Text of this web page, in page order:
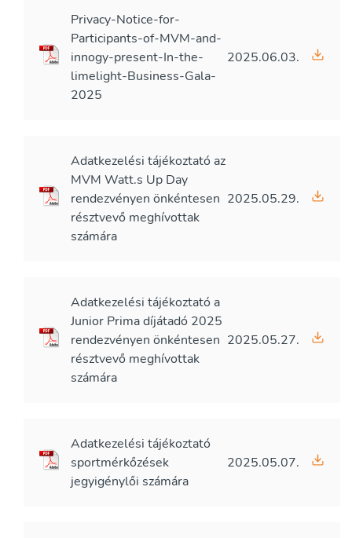
Privacy-Notice-for-
Participants-of-MVM-and-
innogy-present-In-the-
limelight-Business-Gala-
2025
2025.06.03.
Adatkezelési tájékoztató az
MVM Watt.s Up Day
rendezvényen önkéntesen
résztvevő meghívottak
számára
2025.05.29.
Adatkezelési tájékoztató a
Junior Prima díjátadó 2025
rendezvényen önkéntesen
résztvevő meghívottak
számára
2025.05.27.
Adatkezelési tájékoztató
sportmérkőzések
jegyigénylői számára
2025.05.07.